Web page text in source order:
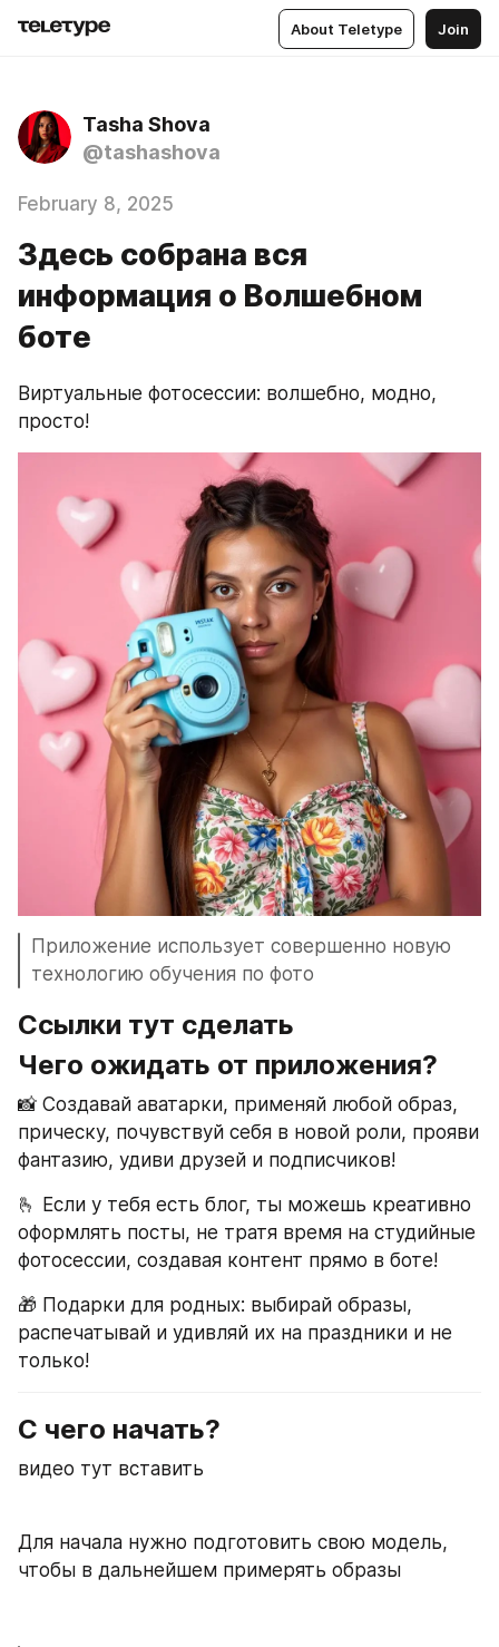
About Teletype Join
Tasha Shova
@tashashova
February 8, 2025
Здесь собрана вся
информация о Волшебном
боте
Виртуальные фотосессии: волшебно, модно,
просто!
Приложение использует совершенно новую
технологию обучения по фото
Ссылки тут сделать
Чего ожидать от приложения?
📸 Создавай аватарки, применяй любой образ,
прическу, почувствуй себя в новой роли, прояви
фантазию, удиви друзей и подписчиков!
🫰 Если у тебя есть блог, ты можешь креативно
оформлять посты, не тратя время на студийные
фотосессии, создавая контент прямо в боте!
🎁 Подарки для родных: выбирай образы,
распечатывай и удивляй их на праздники и не
только!
С чего начать?
видео тут вставить
Для начала нужно подготовить свою модель,
чтобы в дальнейшем примерять образы